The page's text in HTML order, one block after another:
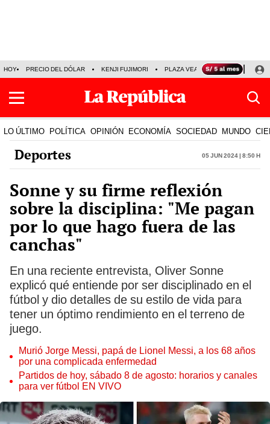
HOY PRECIO DEL DÓLAR KENJI FUJIMORI PLAZA VEA FERIADOS
LO ÚLTIMO POLÍTICA OPINIÓN ECONOMÍA SOCIEDAD MUNDO
Deportes 05 Jun 2024 | 8:50 h
Sonne y su firme reflexión
sobre la disciplina: "Me pagan
por lo que hago fuera de las
canchas"
En una reciente entrevista, Oliver Sonne
explicó qué entiende por ser disciplinado en el
fútbol y dio detalles de su estilo de vida para
tener un óptimo rendimiento en el terreno de
juego.
Murió Jorge Messi, papá de Lionel Messi, a los 68 años
por una complicada enfermedad
Partidos de hoy, sábado 8 de agosto: horarios y canales
para ver fútbol EN VIVO